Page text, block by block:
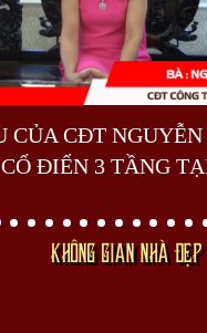
CỦA CĐT NGUYỄN
ĐIỂN 3 TẦNG
KHÔNG GIAN NHÀ ĐẸP